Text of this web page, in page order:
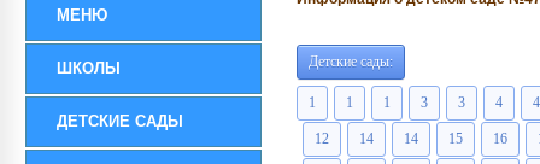
МЕНЮ
ШКОЛЫ
ДЕТСКИЕ САДЫ
Детские сады:
1 1 1 3 3 4 4
12 14 14 15 16